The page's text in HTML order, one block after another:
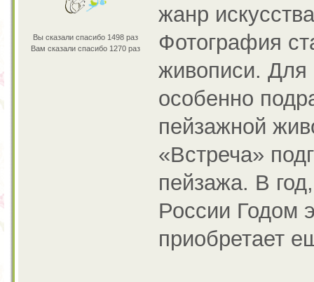
Вы сказали спасибо 1498 раз
Вам сказали спасибо 1270 раз
жанр
Фотография
живописи. Для
особенно
пейзажной
«Встреча»
пейзажа. В
России Годом
приобретает